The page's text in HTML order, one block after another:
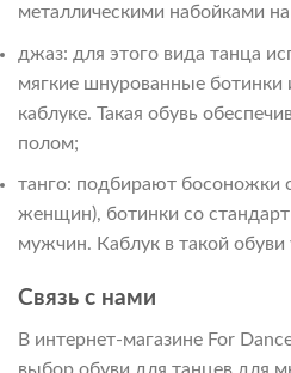
металлическими набойками на
джаз: для этого вида танца
мягкие шнурованные ботинки
каблуке. Такая обувь
полом;
танго: подбирают босоножки
женщин), ботинки со
мужчин. Каблук в такой
Связь с нами
В интернет-магазине For
выбор обуви для танцев для